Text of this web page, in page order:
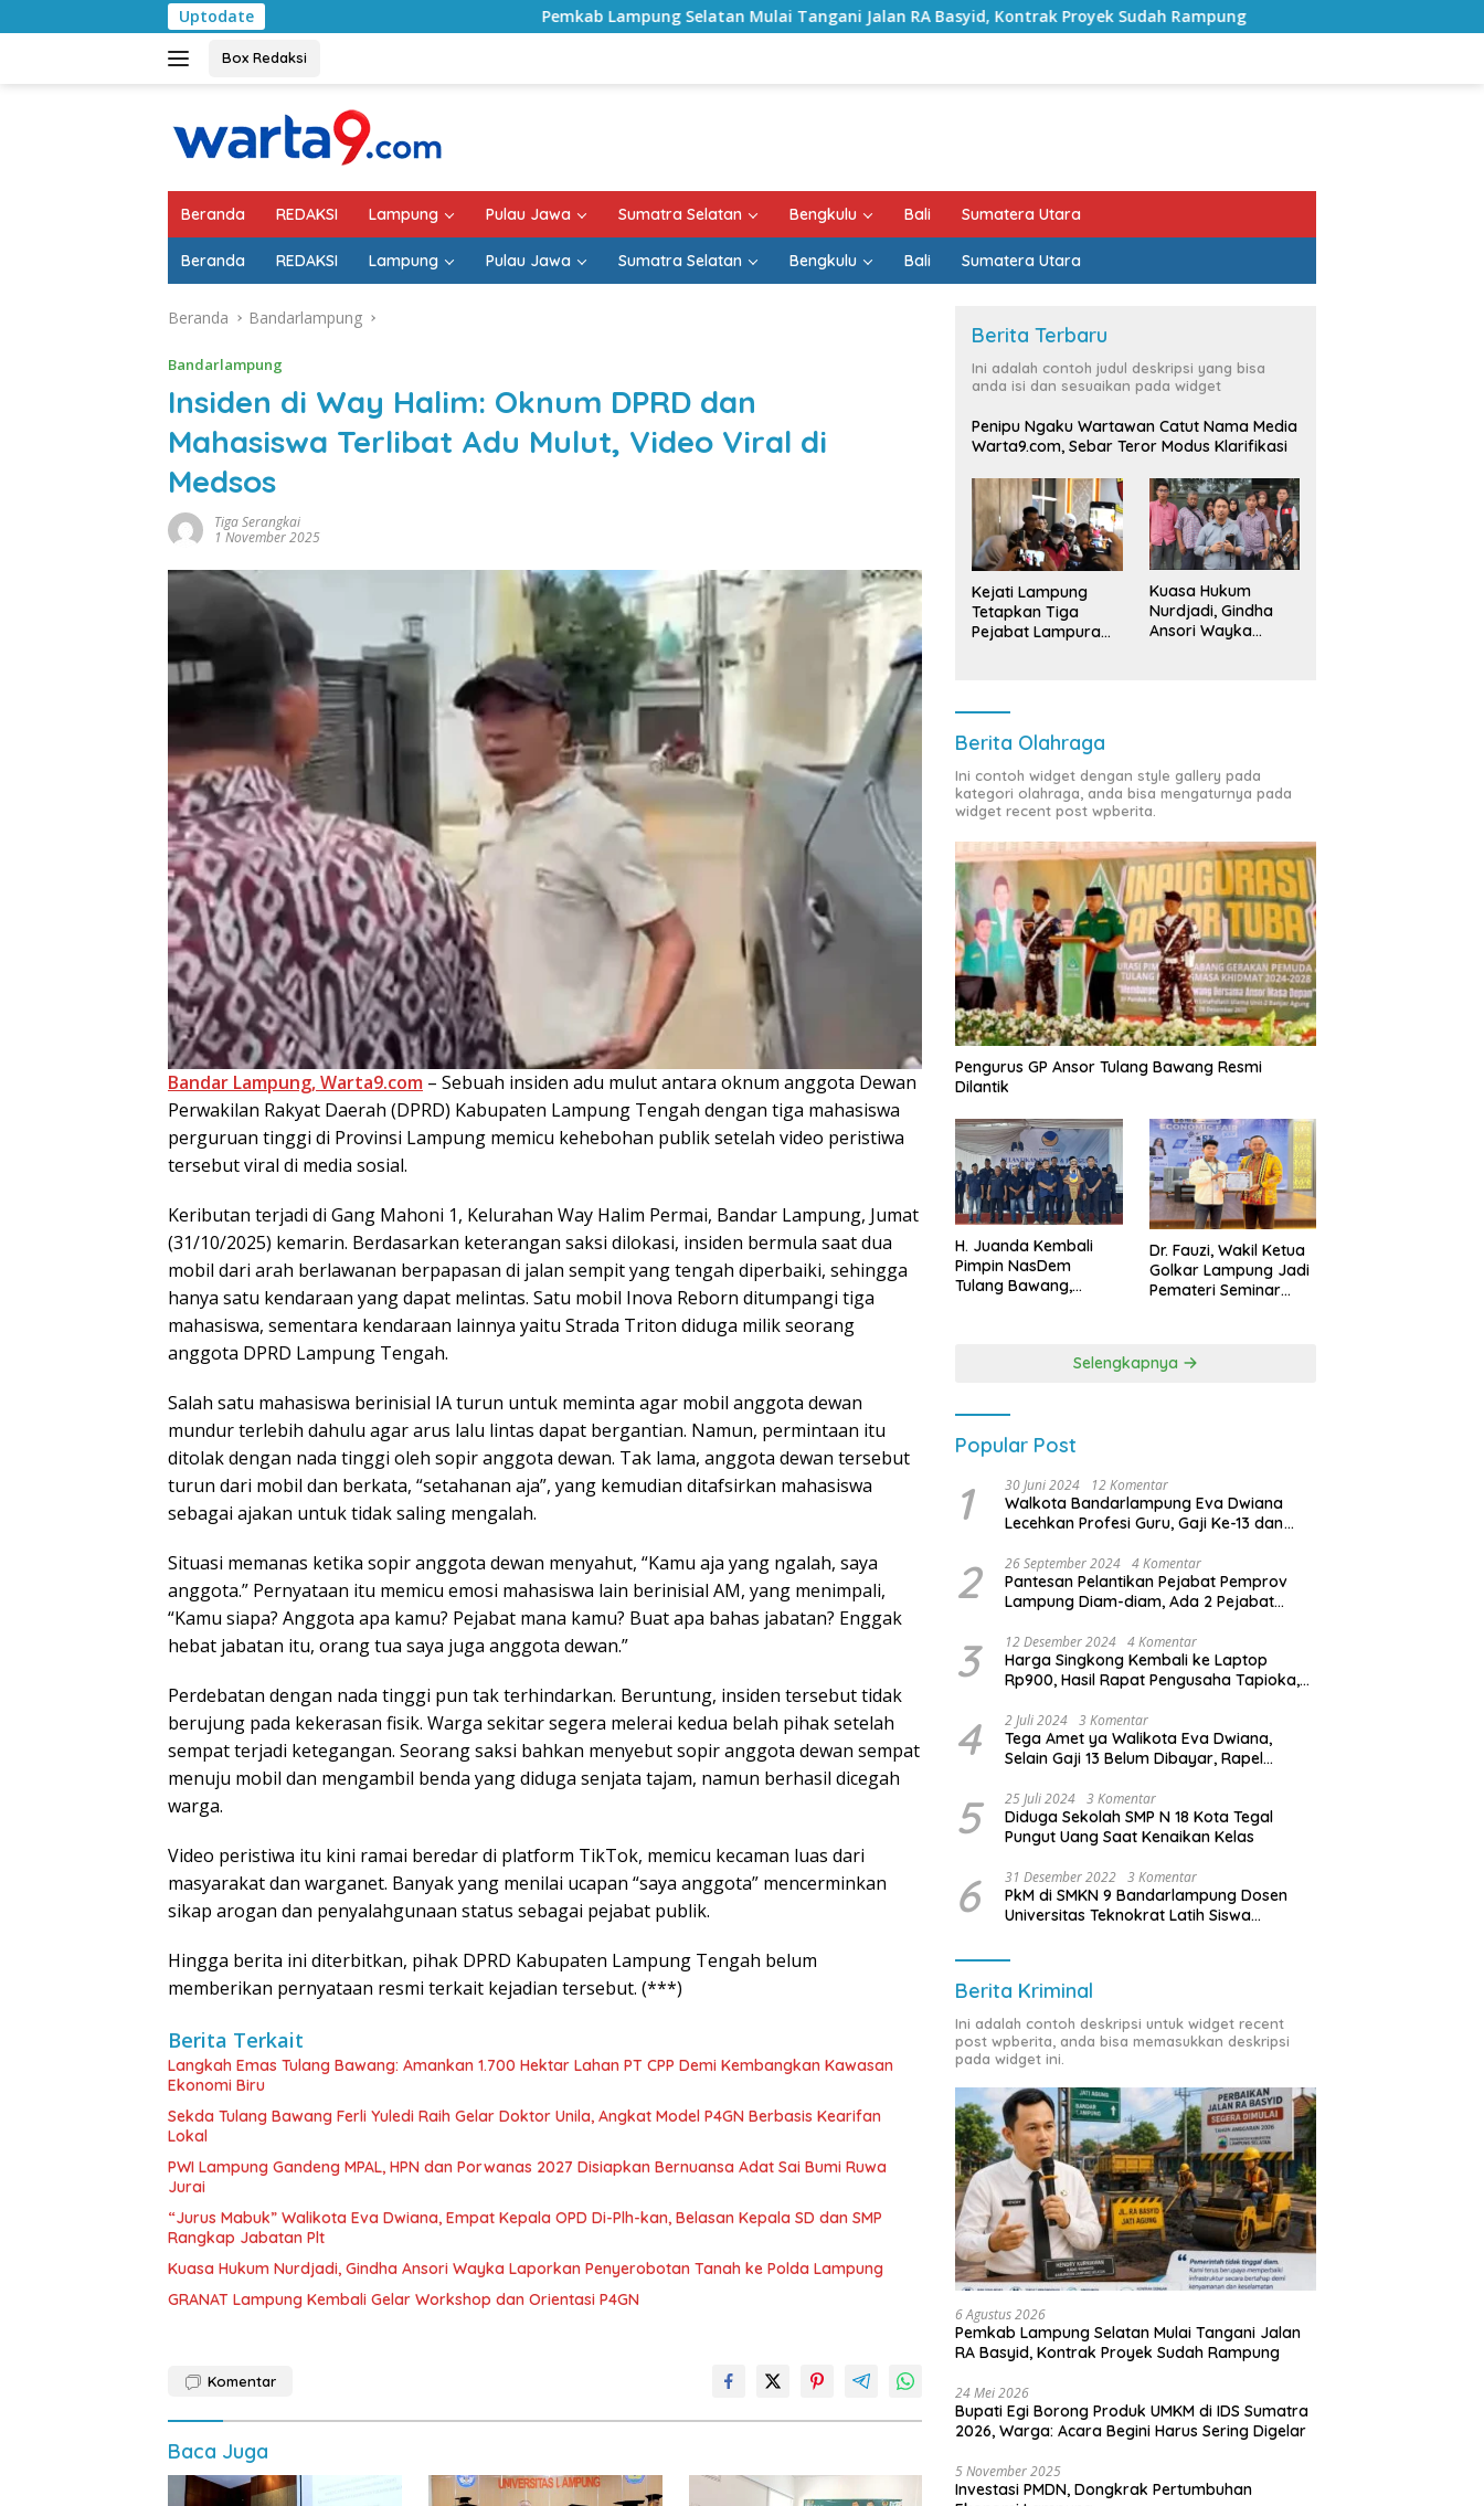
ke
Uptodate Pemkab Lampung Selatan Mulai Tangani Jalan RA Basyid, Kontrak Proyek Sudah Rampung Bulan Kemerdekaan, Bupati Lampung
Box Redaksi
Beranda REDAKSI Lampung Pulau Jawa Sumatra Selatan Bengkulu Bali Sumatera Utara
Beranda REDAKSI Lampung Pulau Jawa Sumatra Selatan Bengkulu Bali Sumatera Utara
Beranda Bandarlampung
Bandarlampung
Insiden di Way Halim: Oknum DPRD dan
Mahasiswa Terlibat Adu Mulut, Video Viral di
Medsos
Tiga Serangkai
1 November 2025
Bandar Lampung, Warta9.com – Sebuah insiden adu mulut antara oknum anggota Dewan
Perwakilan Rakyat Daerah (DPRD) Kabupaten Lampung Tengah dengan tiga mahasiswa
perguruan tinggi di Provinsi Lampung memicu kehebohan publik setelah video peristiwa
tersebut viral di media sosial.
Keributan terjadi di Gang Mahoni 1, Kelurahan Way Halim Permai, Bandar Lampung, Jumat
(31/10/2025) kemarin. Berdasarkan keterangan saksi dilokasi, insiden bermula saat dua
mobil dari arah berlawanan berpapasan di jalan sempit yang tengah diperbaiki, sehingga
hanya satu kendaraan yang dapat melintas. Satu mobil Inova Reborn ditumpangi tiga
mahasiswa, sementara kendaraan lainnya yaitu Strada Triton diduga milik seorang
anggota DPRD Lampung Tengah.
Salah satu mahasiswa berinisial IA turun untuk meminta agar mobil anggota dewan
mundur terlebih dahulu agar arus lalu lintas dapat bergantian. Namun, permintaan itu
ditolak dengan nada tinggi oleh sopir anggota dewan. Tak lama, anggota dewan tersebut
turun dari mobil dan berkata, “setahanan aja”, yang kemudian ditafsirkan mahasiswa
sebagai ajakan untuk tidak saling mengalah.
Situasi memanas ketika sopir anggota dewan menyahut, “Kamu aja yang ngalah, saya
anggota.” Pernyataan itu memicu emosi mahasiswa lain berinisial AM, yang menimpali,
“Kamu siapa? Anggota apa kamu? Pejabat mana kamu? Buat apa bahas jabatan? Enggak
hebat jabatan itu, orang tua saya juga anggota dewan.”
Perdebatan dengan nada tinggi pun tak terhindarkan. Beruntung, insiden tersebut tidak
berujung pada kekerasan fisik. Warga sekitar segera melerai kedua belah pihak setelah
sempat terjadi ketegangan. Seorang saksi bahkan menyebut sopir anggota dewan sempat
menuju mobil dan mengambil benda yang diduga senjata tajam, namun berhasil dicegah
warga.
Video peristiwa itu kini ramai beredar di platform TikTok, memicu kecaman luas dari
masyarakat dan warganet. Banyak yang menilai ucapan “saya anggota” mencerminkan
sikap arogan dan penyalahgunaan status sebagai pejabat publik.
Hingga berita ini diterbitkan, pihak DPRD Kabupaten Lampung Tengah belum
memberikan pernyataan resmi terkait kejadian tersebut. (***)
Berita Terkait
Langkah Emas Tulang Bawang: Amankan 1.700 Hektar Lahan PT CPP Demi Kembangkan Kawasan
Ekonomi Biru
Sekda Tulang Bawang Ferli Yuledi Raih Gelar Doktor Unila, Angkat Model P4GN Berbasis Kearifan
Lokal
PWI Lampung Gandeng MPAL, HPN dan Porwanas 2027 Disiapkan Bernuansa Adat Sai Bumi Ruwa
Jurai
“Jurus Mabuk” Walikota Eva Dwiana, Empat Kepala OPD Di-Plh-kan, Belasan Kepala SD dan SMP
Rangkap Jabatan Plt
Kuasa Hukum Nurdjadi, Gindha Ansori Wayka Laporkan Penyerobotan Tanah ke Polda Lampung
GRANAT Lampung Kembali Gelar Workshop dan Orientasi P4GN
Komentar
Baca Juga
Berita Terbaru
Ini adalah contoh judul deskripsi yang bisa
anda isi dan sesuaikan pada widget
Penipu Ngaku Wartawan Catut Nama Media
Warta9.com, Sebar Teror Modus Klarifikasi
Kejati Lampung
Tetapkan Tiga
Pejabat Lampura
Kuasa Hukum
Nurdjadi, Gindha
Ansori Wayka
Berita Olahraga
Ini contoh widget dengan style gallery pada
kategori olahraga, anda bisa mengaturnya pada
widget recent post wpberita.
Pengurus GP Ansor Tulang Bawang Resmi
Dilantik
H. Juanda Kembali
Pimpin NasDem
Tulang Bawang,
Dr. Fauzi, Wakil Ketua
Golkar Lampung Jadi
Pemateri Seminar
Kebangsaan
Selengkapnya
Popular Post
1 30 Juni 2024 12 Komentar
Walkota Bandarlampung Eva Dwiana
Lecehkan Profesi Guru, Gaji Ke-13 dan
2 26 September 2024 4 Komentar
Pantesan Pelantikan Pejabat Pemprov
Lampung Diam-diam, Ada 2 Pejabat
3 12 Desember 2024 4 Komentar
Harga Singkong Kembali ke Laptop
Rp900, Hasil Rapat Pengusaha Tapioka,
Lampung
4 2 Juli 2024 3 Komentar
Tega Amet ya Walikota Eva Dwiana,
Selain Gaji 13 Belum Dibayar, Rapel
Dibayar
5 25 Juli 2024 3 Komentar
Diduga Sekolah SMP N 18 Kota Tegal
Pungut Uang Saat Kenaikan Kelas
6 31 Desember 2022 3 Komentar
PkM di SMKN 9 Bandarlampung Dosen
Universitas Teknokrat Latih Siswa
Berita Kriminal
Ini adalah contoh deskripsi untuk widget recent
post wpberita, anda bisa memasukkan deskripsi
pada widget ini.
6 Agustus 2026
Pemkab Lampung Selatan Mulai Tangani Jalan
RA Basyid, Kontrak Proyek Sudah Rampung
24 Mei 2026
Bupati Egi Borong Produk UMKM di IDS Sumatra
2026, Warga: Acara Begini Harus Sering Digelar
5 November 2025
Investasi PMDN, Dongkrak Pertumbuhan